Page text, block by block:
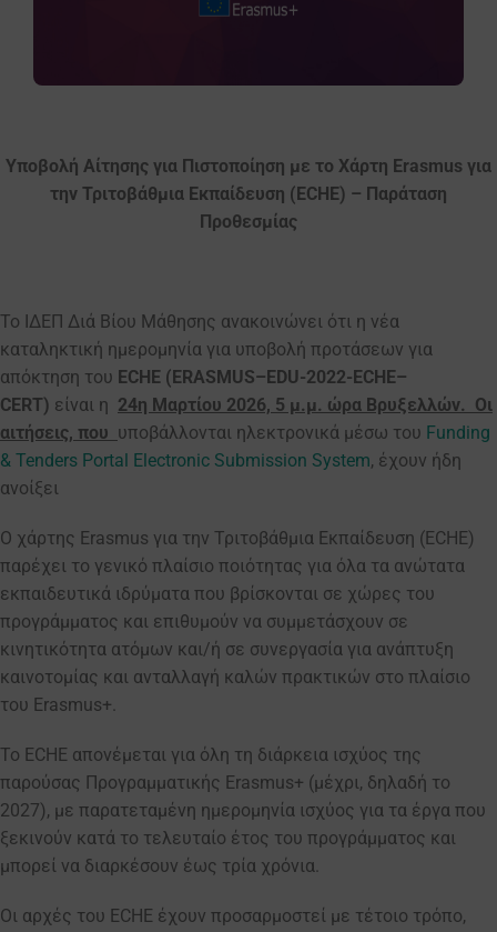
Υποβολή Αίτησης για Πιστοποίηση με το Χάρτη Erasmus για
την Τριτοβάθμια Εκπαίδευση (ECHE) – Παράταση
Προθεσμίας
Το ΙΔΕΠ Διά Βίου Μάθησης ανακοινώνει ότι η νέα
καταληκτική ημερομηνία για υποβολή προτάσεων για
απόκτηση του ECHE (ERASMUS–EDU-2022-ECHE–
CERT) είναι η 24η Μαρτίου 2026, 5 μ.μ. ώρα Βρυξελλών. Οι
αιτήσεις, που υποβάλλονται ηλεκτρονικά μέσω του Funding
& Tenders Portal Electronic Submission System, έχουν ήδη
ανοίξει
Ο χάρτης Erasmus για την Τριτοβάθμια Εκπαίδευση (ECHE)
παρέχει το γενικό πλαίσιο ποιότητας για όλα τα ανώτατα
εκπαιδευτικά ιδρύματα που βρίσκονται σε χώρες του
προγράμματος και επιθυμούν να συμμετάσχουν σε
κινητικότητα ατόμων και/ή σε συνεργασία για ανάπτυξη
καινοτομίας και ανταλλαγή καλών πρακτικών στο πλαίσιο
του Erasmus+.
Το ECHE απονέμεται για όλη τη διάρκεια ισχύος της
παρούσας Προγραμματικής Erasmus+ (μέχρι, δηλαδή το
2027), με παρατεταμένη ημερομηνία ισχύος για τα έργα που
ξεκινούν κατά το τελευταίο έτος του προγράμματος και
μπορεί να διαρκέσουν έως τρία χρόνια.
Οι αρχές του ECHE έχουν προσαρμοστεί με τέτοιο τρόπο,